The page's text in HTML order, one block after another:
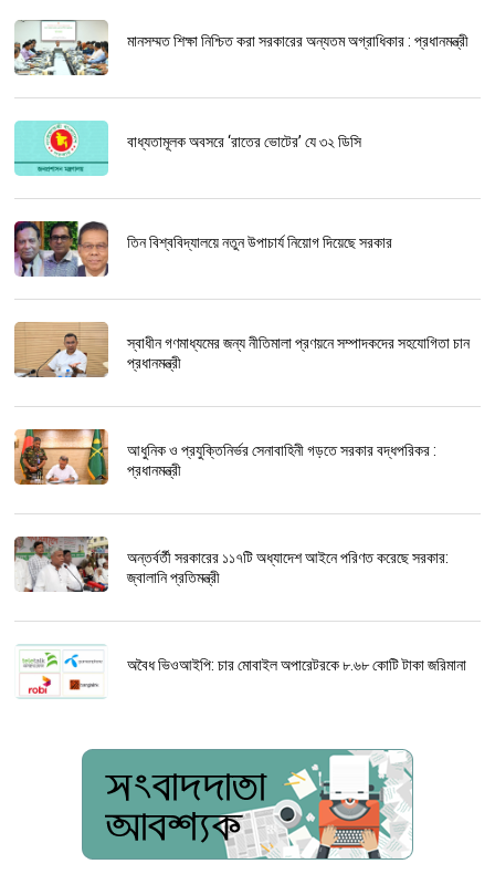
মানসম্মত শিক্ষা নিশ্চিত করা সরকারের অন্যতম অগ্রাধিকার : প্রধানমন্ত্রী
বাধ্যতামূলক অবসরে ‘রাতের ভোটের’ যে ৩২ ডিসি
তিন বিশ্ববিদ্যালয়ে নতুন উপাচার্য নিয়োগ দিয়েছে সরকার
স্বাধীন গণমাধ্যমের জন্য নীতিমালা প্রণয়নে সম্পাদকদের সহযোগিতা চান
প্রধানমন্ত্রী
আধুনিক ও প্রযুক্তিনির্ভর সেনাবাহিনী গড়তে সরকার বদ্ধপরিকর :
প্রধানমন্ত্রী
অন্তর্বর্তী সরকারের ১১৭টি অধ্যাদেশ আইনে পরিণত করেছে সরকার:
জ্বালানি প্রতিমন্ত্রী
অবৈধ ভিওআইপি: চার মোবাইল অপারেটরকে ৮.৬৮ কোটি টাকা জরিমানা